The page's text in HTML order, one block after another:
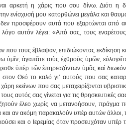
αρκετή η χάρις που σου δίνω. Διότι η
ενίσχυσή μου κατορθώνει μεγάλα και
προσφέρουν αυτά που εξαρτώνται από
λόγο αυτόν λέγει: «Από σας, τους
που τους έβλαψαν, επιδιώκοντας εκδίκηση
ὑμῖν, ἀγαπᾶτε τοὺς ἐχθροὺς ὑμῶν,
ὑπὲρ τῶν ἐπηρεαζόντων ὑμᾶς καὶ
Θεό το καλό γι’ αυτούς που σας
εκείνων που σας μεταχειρίζονται
αυτός σας γίνεται για τις θρησκευτικές
έλεο χωρίς να μετανοήσουν, πράγμα
και αν ακόμη παρακαλούν υπέρ αυτών
και ο Ιερεμίας όταν προσευχόταν